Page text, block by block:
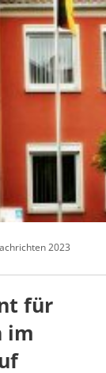
2023
für
im